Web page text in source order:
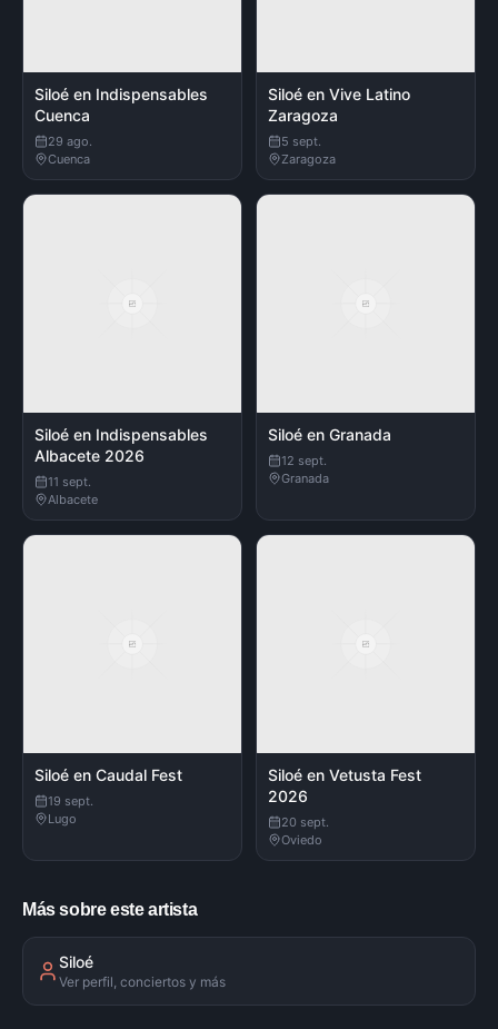
Siloé en Indispensables
Cuenca
29 ago.
Cuenca
Siloé en Vive Latino
Zaragoza
5 sept.
Zaragoza
Siloé en Indispensables
Albacete 2026
11 sept.
Albacete
Siloé en Granada
12 sept.
Granada
Siloé en Caudal Fest
19 sept.
Lugo
Siloé en Vetusta Fest
2026
20 sept.
Oviedo
Más sobre este artista
Siloé
Ver perfil, conciertos y más